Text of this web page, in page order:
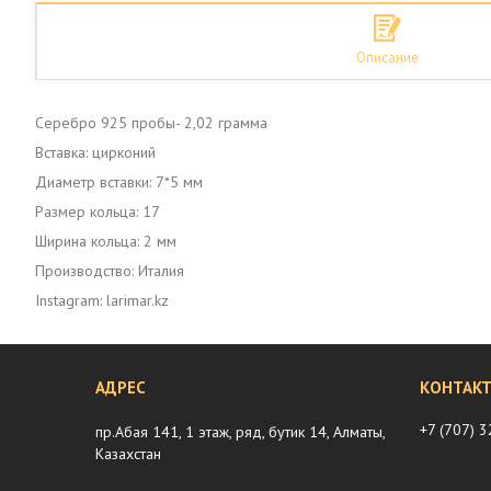
Описание
Серебро 925 пробы- 2,02 грамма
Вставка: цирконий
Диаметр вставки: 7*5 мм
Размер кольца: 17
Ширина кольца: 2 мм
Производство: Италия
Instagram: larimar.kz
пр.Абая 141, 1 этаж, ряд, бутик 14, Алматы,
Казахстан
+7 (707)